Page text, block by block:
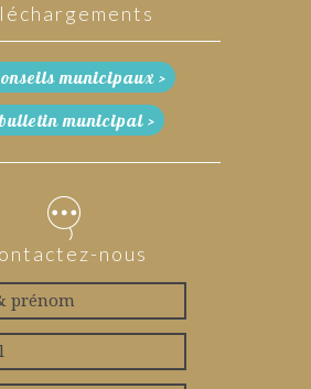
municipaux >
municipal >
nous